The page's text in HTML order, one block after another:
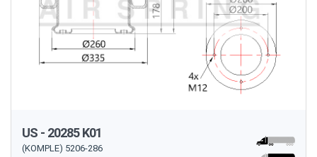
US - 20285 K01
(KOMPLE) 5206-286